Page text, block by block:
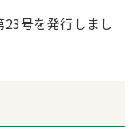
号を発行しまし